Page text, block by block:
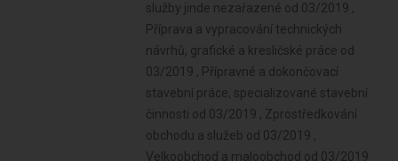
služby jinde nezařazené od 03/2019 ,
Příprava a vypracování technických
návrhů, grafické a kresličské práce od
03/2019 , Přípravné a dokončovací
stavební práce, specializované stavební
činnosti od 03/2019 , Zprostředkování
obchodu a služeb od 03/2019 ,
Velkoobchod a maloobchod od 03/2019